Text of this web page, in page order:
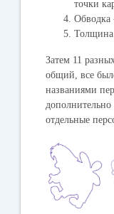
точки
Обводка
Затем 11
общий, все
названиями
отдельные